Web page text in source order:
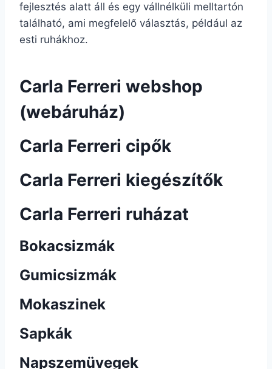
fejlesztés alatt áll és egy vállnélküli melltartón
található, ami megfelelő választás, például az
esti ruhákhoz.
Carla Ferreri webshop
(webáruház)
Carla Ferreri cipők
Carla Ferreri kiegészítők
Carla Ferreri ruházat
Bokacsizmák
Gumicsizmák
Mokaszinek
Sapkák
Napszemüvegek